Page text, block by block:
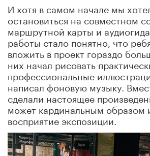
И хотя в самом начале мы
остановиться на совместном
маршрутной карты и
работы стало понятно, что
вложить в проект гораздо
них начал рисовать
профессиональные
написал фоновую музыку.
сделали настоящее
может кардинальным образом
восприятие экспозиции.